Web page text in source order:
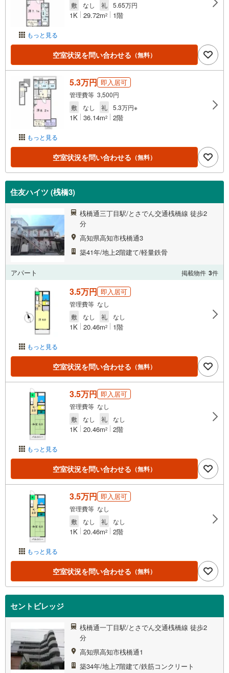
もっと見る
敷
なし 礼 5.65万円
1K 29.72m2 1階
空室状況を問い合わせる （無料）
もっと見る
5.3万円 即入居可
管理費等 3,500円
敷
なし 礼 5.3万円※
1K 36.14m2 2階
空室状況を問い合わせる （無料）
住友ハイツ (桟橋3)
桟橋通三丁目駅/とさでん交通桟橋線 徒歩2
分
高知県高知市桟橋通3
築41年/地上2階建て/軽量鉄骨
アパート 掲載物件 3件
もっと見る
3.5万円 即入居可
管理費等 なし
敷
なし 礼 なし
1K 20.46m2 1階
空室状況を問い合わせる （無料）
もっと見る
3.5万円 即入居可
管理費等 なし
敷
なし 礼 なし
1K 20.46m2 2階
空室状況を問い合わせる （無料）
もっと見る
3.5万円 即入居可
管理費等 なし
敷
なし 礼 なし
1K 20.46m2 2階
空室状況を問い合わせる （無料）
セントビレッジ
桟橋通一丁目駅/とさでん交通桟橋線 徒歩2
分
高知県高知市桟橋通1
築34年/地上7階建て/鉄筋コンクリート